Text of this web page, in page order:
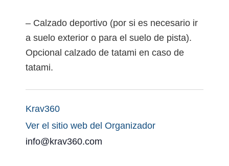
– Calzado deportivo (por si es necesario ir
a suelo exterior o para el suelo de pista).
Opcional calzado de tatami en caso de
tatami.
Krav360
Ver el sitio web del Organizador
info@krav360.com